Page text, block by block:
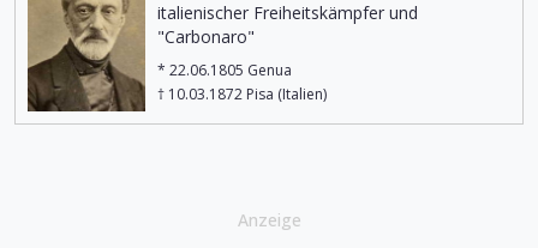
italienischer Freiheitskämpfer und
"Carbonaro"
* 22.06.1805 Genua
† 10.03.1872 Pisa (Italien)
Anzeige